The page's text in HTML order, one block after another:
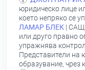
юридическо лице
което непряко се
ЛАМАР БЛЕК | САЩ
или друго правно
упражнява
Представители на
образувание, чрез